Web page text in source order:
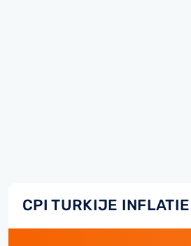
CPI TURKIJE